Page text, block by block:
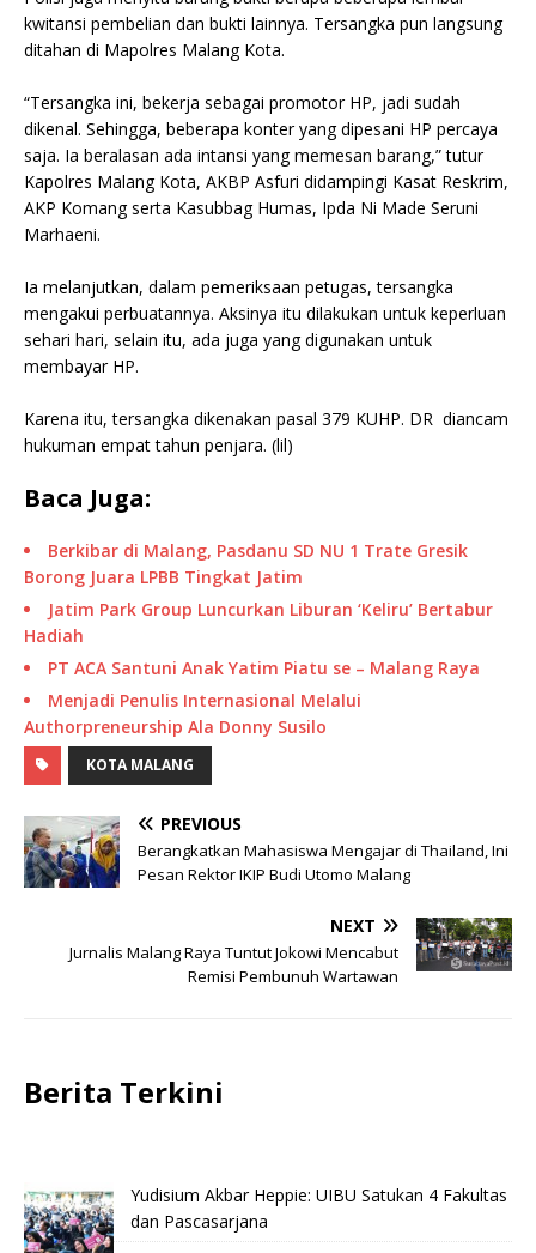
kwitansi pembelian dan bukti lainnya. Tersangka pun langsung
ditahan di Mapolres Malang Kota.
“Tersangka ini, bekerja sebagai promotor HP, jadi sudah
dikenal. Sehingga, beberapa konter yang dipesani HP percaya
saja. Ia beralasan ada intansi yang memesan barang,” tutur
Kapolres Malang Kota, AKBP Asfuri didampingi Kasat Reskrim,
AKP Komang serta Kasubbag Humas, Ipda Ni Made Seruni
Marhaeni.
Ia melanjutkan, dalam pemeriksaan petugas, tersangka
mengakui perbuatannya. Aksinya itu dilakukan untuk keperluan
sehari hari, selain itu, ada juga yang digunakan untuk
membayar HP.
Karena itu, tersangka dikenakan pasal 379 KUHP. DR diancam
hukuman empat tahun penjara. (lil)
Baca Juga:
Berkibar di Malang, Pasdanu SD NU 1 Trate Gresik
Borong Juara LPBB Tingkat Jatim
Jatim Park Group Luncurkan Liburan ‘Keliru’ Bertabur
Hadiah
PT ACA Santuni Anak Yatim Piatu se – Malang Raya
Menjadi Penulis Internasional Melalui
Authorpreneurship Ala Donny Susilo
KOTA MALANG
PREVIOUS
Berangkatkan Mahasiswa Mengajar di Thailand, Ini
Pesan Rektor IKIP Budi Utomo Malang
NEXT
Jurnalis Malang Raya Tuntut Jokowi Mencabut
Remisi Pembunuh Wartawan
Berita Terkini
Yudisium Akbar Heppie: UIBU Satukan 4 Fakultas
dan Pascasarjana